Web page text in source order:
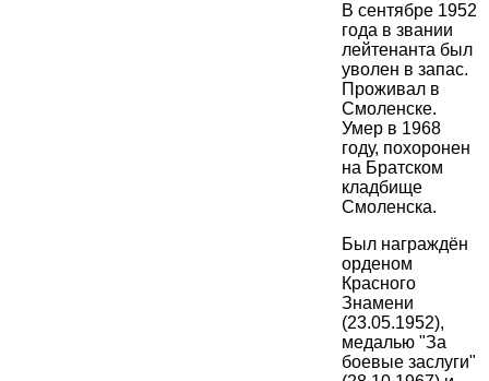
В сентябре 1952
года в звании
лейтенанта был
уволен в запас.
Проживал в
Смоленске.
Умер в 1968
году, похоронен
на Братском
кладбище
Смоленска.
Был награждён
орденом
Красного
Знамени
(23.05.1952),
медалью "За
боевые заслуги"